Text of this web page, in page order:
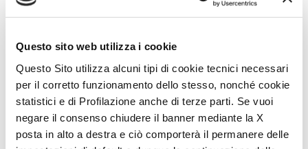
Questo sito web utilizza i cookie
Questo Sito utilizza alcuni tipi di cookie tecnici necessari
per il corretto funzionamento dello stesso, nonché cookie
statistici e di Profilazione anche di terze parti. Se vuoi
negare il consenso chiudere il banner mediante la X
posta in alto a destra e ciò comporterà il permanere delle
Progettata per un riposo
confortevole
L’ampia zona notte è progettata per offrire il massimo comfort. Il
letto matrimoniale centrale di 150 cm garantisce un perfetto
equilibrio tra spazio e comodità, con pratici vani di stivaggio
integrati nei gradini d’accesso e armadi laterali. Il sistema
saliscendi elettrico, fornito di serie, permette di regolare
facilmente l’altezza del letto, semplificando ulteriormente la
gestione degli spazi.